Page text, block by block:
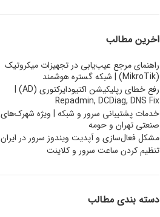
اخرین مطالب
راهنمای مرجع عیب‌یابی در تجهیزات میکروتیک
(MikroTik) | شبکه گستره هوشمند
رفع خطای رپلیکیشن اکتیودایرکتوری (AD) |
Repadmin, DCDiag, DNS Fix
خدمات پشتیبانی سرور و شبکه | ویژه شهرک‌های
صنعتی تهران و حومه
مشکل فعال‌سازی و آپدیت ویندوز سرور در ایران
تنظیم کردن ساعت سرور و کلاینت
دسته بندی مطالب